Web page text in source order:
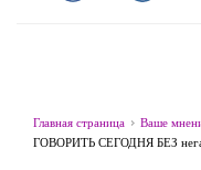
Главная страница Ваше
ГОВОРИТЬ СЕГОДНЯ БЕЗ